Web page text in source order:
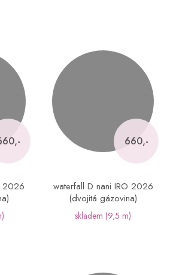
2026
660,-
waterfall D nani IRO 2026
(dvojitá gázovina)
skladem (9,5 m)